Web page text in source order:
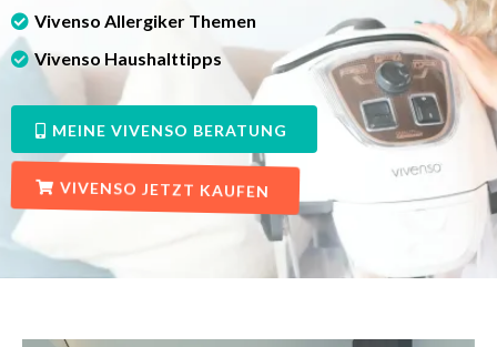
Vivenso Allergiker Themen
Vivenso Haushalttipps
MEINE VIVENSO BERATUNG
VIVENSO JETZT KAUFEN